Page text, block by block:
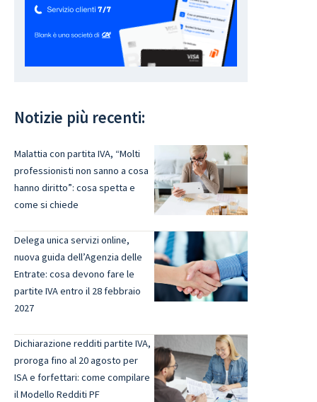
Notizie più recenti:
Malattia con partita IVA, “Molti
professionisti non sanno a cosa
hanno diritto”: cosa spetta e
come si chiede
Delega unica servizi online,
nuova guida dell’Agenzia delle
Entrate: cosa devono fare le
partite IVA entro il 28 febbraio
2027
Dichiarazione redditi partite IVA,
proroga fino al 20 agosto per
ISA e forfettari: come compilare
il Modello Redditi PF